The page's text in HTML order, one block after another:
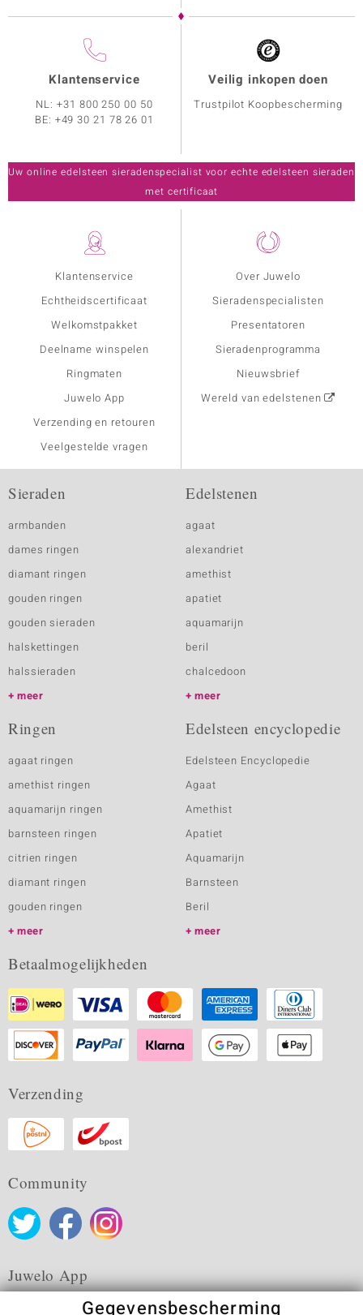
Klantenservice
Echtheidscertificaat
Welkomstpakket
Deelname winspelen
Ringmaten
Juwelo App
Verzending en retouren
Veelgestelde vragen
Over Juwelo
Sieradenspecialisten
Presentatoren
Sieradenprogramma
Nieuwsbrief
Wereld van edelstenen
Klantenservice
NL:+31 800 250 00 50
BE: +49 30 21 78 26 01
Veilig inkopen doen
Trustpilot Koopbescherming
Uw online edelsteen sieradenspecialist voor echte edelsteen sieraden
met certificaat
Sieraden
armbanden
dames ringen
diamant ringen
gouden ringen
gouden sieraden
halskettingen
halssieraden
meer
Edelstenen
agaat
alexandriet
amethist
apatiet
aquamarijn
beril
chalcedoon
meer
Ringen
agaat ringen
amethist ringen
aquamarijn ringen
barnsteen ringen
citrien ringen
diamant ringen
gouden ringen
meer
Edelsteen encyclopedie
Edelsteen Encyclopedie
Agaat
Amethist
Apatiet
Aquamarijn
Barnsteen
Beril
meer
Betaalmogelijkheden
Verzending
Community
Juwelo App
Gegevensbescherming